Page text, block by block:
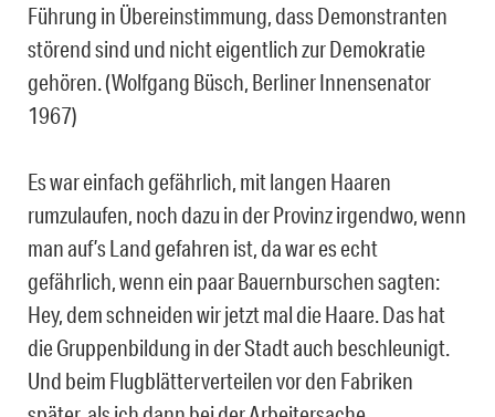
Führung in Übereinstimmung, dass Demonstranten
störend sind und nicht eigentlich zur Demokratie
gehören. (Wolfgang Büsch, Berliner Innensenator
1967)
Es war einfach gefährlich, mit langen Haaren
rumzulaufen, noch dazu in der Provinz irgendwo, wenn
man auf’s Land gefahren ist, da war es echt
gefährlich, wenn ein paar Bauernburschen sagten:
Hey, dem schneiden wir jetzt mal die Haare. Das hat
die Gruppenbildung in der Stadt auch beschleunigt.
Und beim Flugblätterverteilen vor den Fabriken